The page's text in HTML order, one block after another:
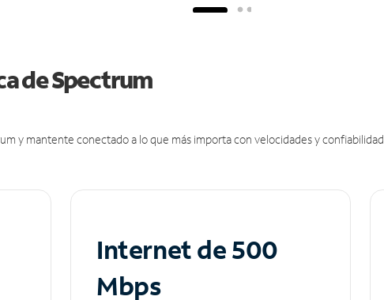
de Spectrum
y mantente conectado a lo que más importa con velocidades y confiabilidad
Internet de 500
Mbps